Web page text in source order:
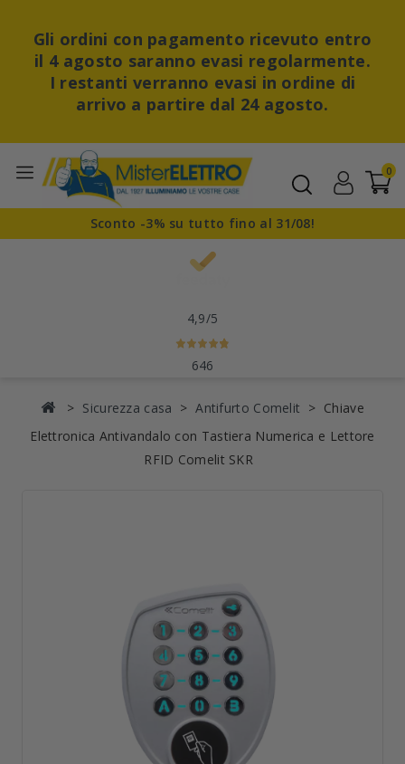
Gli ordini con pagamento ricevuto entro
il 4 agosto saranno evasi regolarmente.
I restanti verranno evasi in ordine di
arrivo a partire dal 24 agosto.
0
Sconto -3% su tutto fino al 31/08!
4,9/5
646
Sicurezza casa Antifurto Comelit
Chiave
Elettronica Antivandalo con Tastiera Numerica e Lettore
RFID Comelit SKR